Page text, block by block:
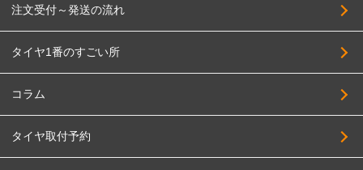
注文受付～発送の流れ
タイヤ1番のすごい所
コラム
タイヤ取付予約